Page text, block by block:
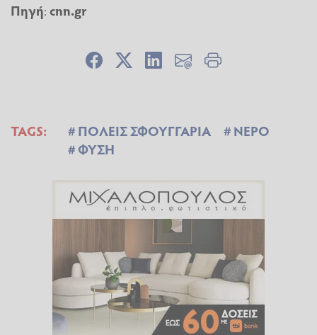
Πηγή:cnn.gr
TAGS: ΠΟΛΕΙΣ ΣΦΟΥΓΓΑΡΙΑ
ΝΕΡΟ
ΦΥΣΗ